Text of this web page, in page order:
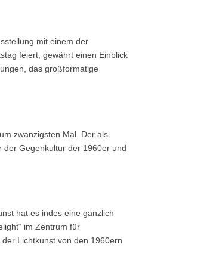
mit einem der
feiert, gewährt einen Einblick
das großformatige
zwanzigsten Mal. Der als
der Gegenkultur der 1960er und
hat es indes eine gänzlich
im Zentrum für
Lichtkunst von den 1960ern